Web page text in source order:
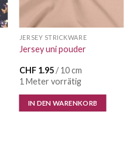
JERSEY STRICKWARE
Jersey uni pouder
CHF1.95/ 10 cm
1 Meter vorrätig
IN DEN WARENKORB